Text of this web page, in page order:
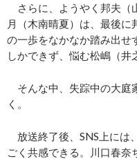
さらに、ようやく邦夫（
月（木南晴夏）は、最後
の一歩をなかなか踏み出せ
しかできず、悩む松嶋（井
そんな中、失踪中の大庭
く。
放送終了後、SNS上には
ごく共感できる。川口春奈